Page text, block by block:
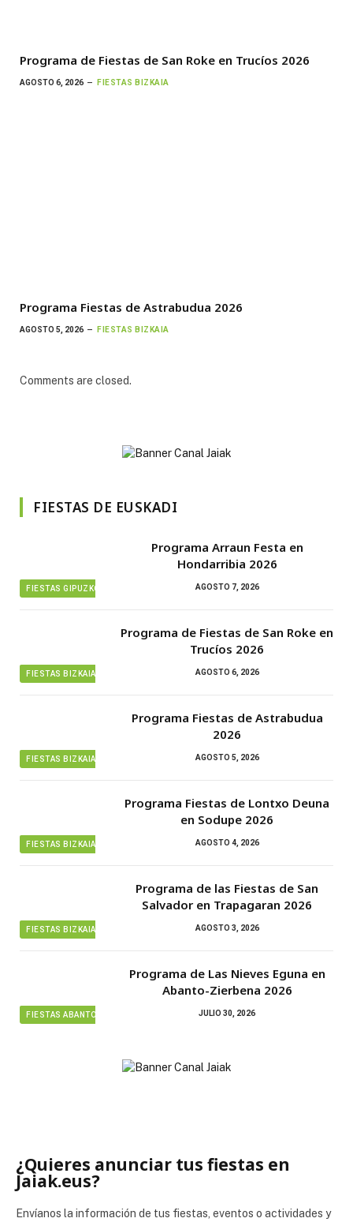
Programa de Fiestas de San Roke en Trucíos 2026
AGOSTO 6, 2026 FIESTAS BIZKAIA
Programa Fiestas de Astrabudua 2026
AGOSTO 5, 2026 FIESTAS BIZKAIA
Comments are closed.
FIESTAS DE EUSKADI
FIESTAS GIPUZKOA
Programa Arraun Festa en
Hondarribia 2026
AGOSTO 7, 2026
FIESTAS BIZKAIA
Programa de Fiestas de San Roke en
Trucíos 2026
AGOSTO 6, 2026
FIESTAS BIZKAIA
Programa Fiestas de Astrabudua
2026
AGOSTO 5, 2026
FIESTAS BIZKAIA
Programa Fiestas de Lontxo Deuna
en Sodupe 2026
AGOSTO 4, 2026
FIESTAS BIZKAIA
Programa de las Fiestas de San
Salvador en Trapagaran 2026
AGOSTO 3, 2026
FIESTAS ABANTO ZIERBENA
Programa de Las Nieves Eguna en
Abanto-Zierbena 2026
JULIO 30, 2026
¿Quieres anunciar tus fiestas en
Jaiak.eus?
Envíanos la información de tus fiestas, eventos o actividades y